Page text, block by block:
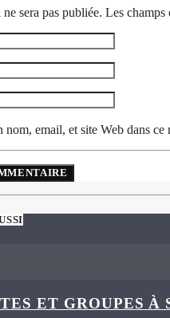
ne sera pas publiée. Les
nom, email, et site Web dans
ET GROUPES À